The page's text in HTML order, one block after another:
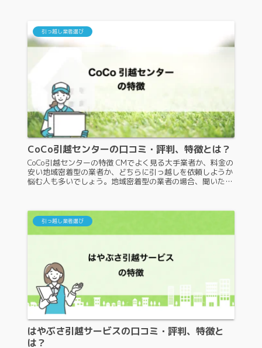
引っ越し業者選び
CoCo引越センターの口コミ・評判、特徴とは？
CoCo引越センターの特徴 CMでよく見る大手業者か、料金の
安い地域密着型の業者か、どちらに引っ越しを依頼しようか
悩む人も多いでしょう。地域密着型の業者の場合、聞いたこ
引っ越し業者選び
はやぶさ引越サービスの口コミ・評判、特徴と
は？